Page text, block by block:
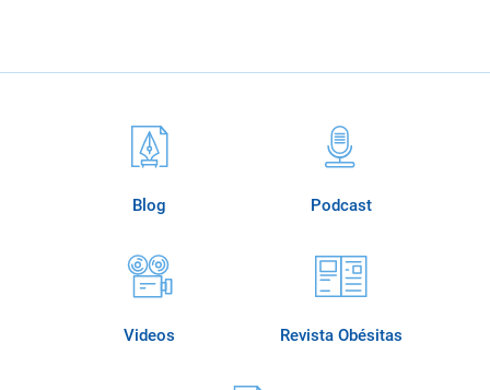
Blog Podcast
Videos Revista Obésitas